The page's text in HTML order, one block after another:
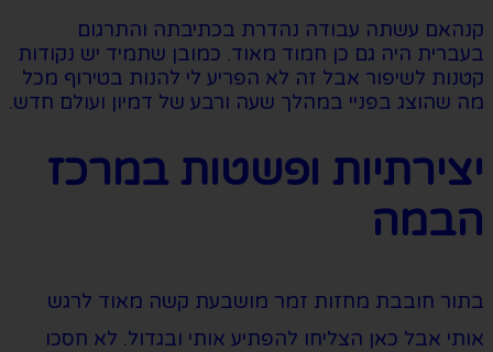
קנהאם עשתה עבודה נהדרת בכתיבתה והתרגום
בעברית היה גם כן חמוד מאוד. כמובן שתמיד יש נקודות
קטנות לשיפור אבל זה לא הפריע לי להנות בטירוף מכל
מה שהוצג בפניי במהלך שעה ורבע של דמיון ועולם חדש.
יצירתיות ופשטות במרכז
הבמה
בתור חובבת מחזות זמר מושבעת קשה מאוד לרגש
אותי אבל כאן הצליחו להפתיע אותי ובגדול. לא חסכו